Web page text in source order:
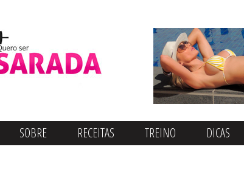
SOBRE RECEITAS TREINO DICAS